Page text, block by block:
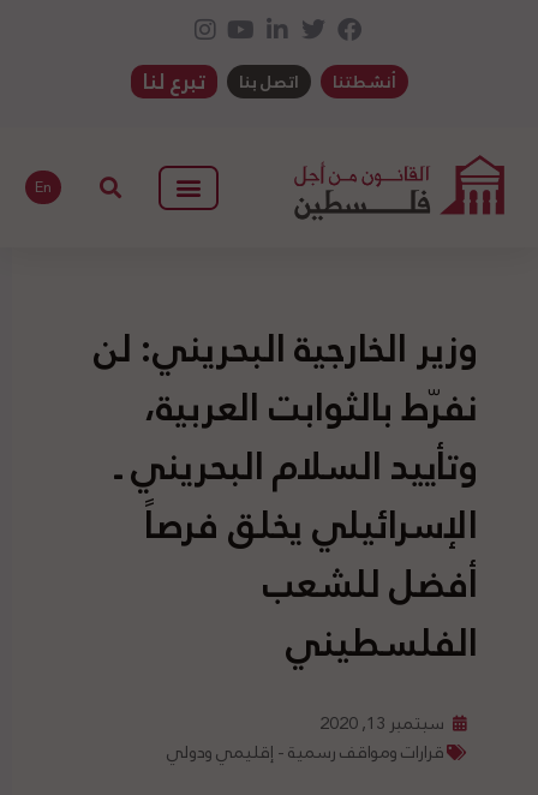
أنشطتنا اتصل بنا تبرع لنا
En
وزير الخارجية البحريني: لن
نفرّط بالثوابت العربية،
وتأييد السلام البحريني ـ
الإسرائيلي يخلق فرصاً
أفضل للشعب
الفلسطيني
سبتمبر 13, 2020
قرارات ومواقف رسمية - إقليمي ودولي